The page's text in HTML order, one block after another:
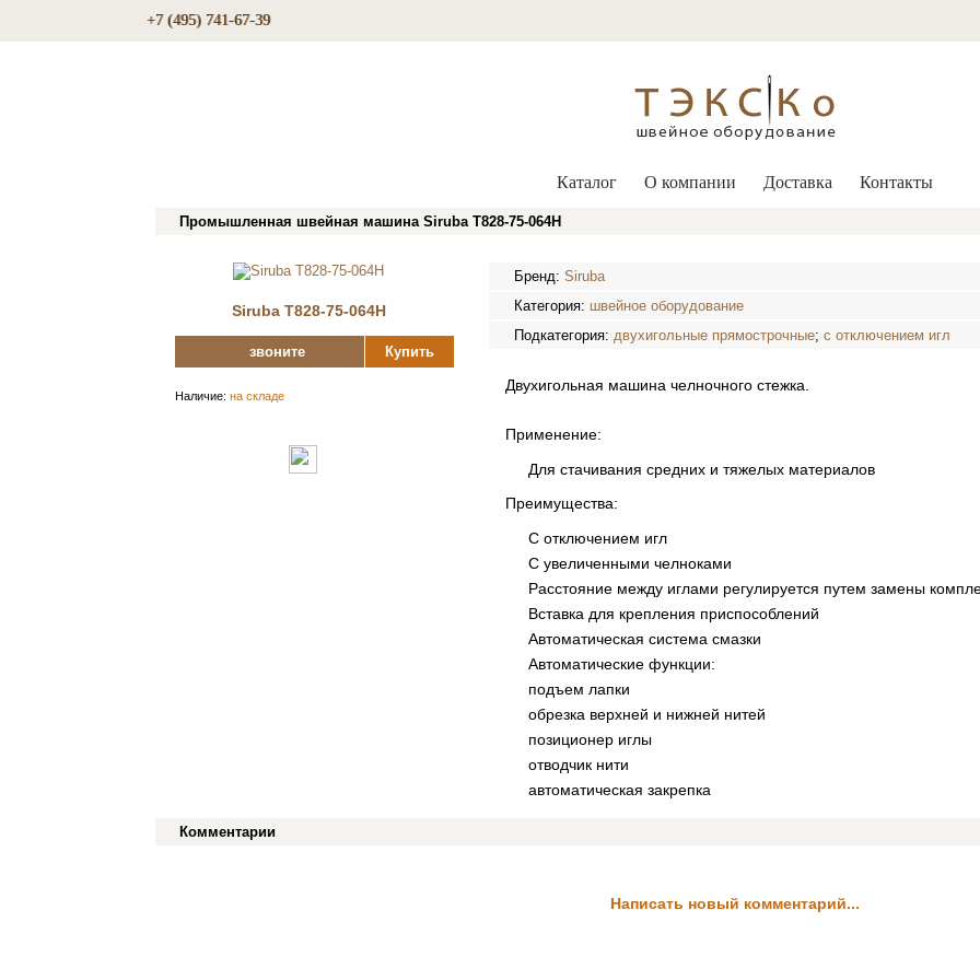
+7 (495) 741-67-39
Каталог О компании Доставка Контакты
Промышленная швейная машина Siruba T828-75-064H
Siruba T828-75-064H
звоните Купить
Наличие:на складе
Бренд:Siruba
Категория: швейное оборудование
Подкатегория:двухигольные прямострочные;с отключением игл
Двухигольная машина челночного стежка.
Применение:
Для стачивания средних и тяжелых материалов
Преимущества:
С отключением игл
С увеличенными челноками
Расстояние между иглами регулируется путем замены
Вставка для крепления приспособлений
Автоматическая система смазки
Автоматические функции:
подъем лапки
обрезка верхней и нижней нитей
позиционер иглы
отводчик нити
автоматическая закрепка
Комментарии
Написать новый комментарий...